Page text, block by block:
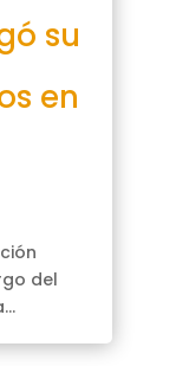
su
en
del